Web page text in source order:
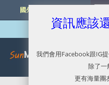
國外網購最新資訊
資訊應該
我們會用Facebook跟IG
除了一
更有海量團